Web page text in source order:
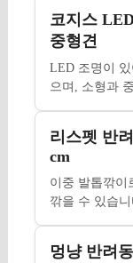
코지스
중형견
LED 조명이
으며, 소형과
리스펫 반
cm
이중 발톱깎이
깎을 수 있습
멍냥 반려